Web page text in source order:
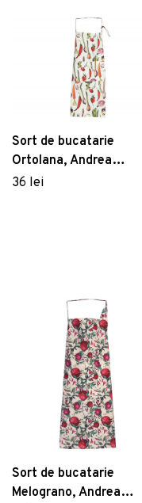
Sort de bucatarie
Ortolana, Andrea
Fontebasso, 80x85 cm,
36 lei
Sort de bucatarie
Melograno, Andrea